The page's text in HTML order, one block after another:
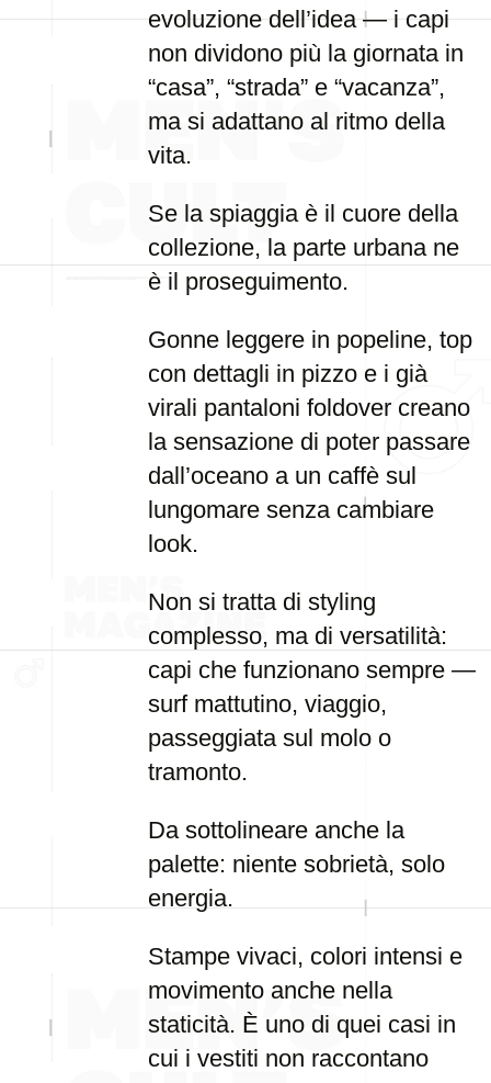
evoluzione dell’idea — i capi
non dividono più la giornata in
“casa”, “strada” e “vacanza”,
ma si adattano al ritmo della
vita.
Se la spiaggia è il cuore della
collezione, la parte urbana ne
è il proseguimento.
Gonne leggere in popeline, top
con dettagli in pizzo e i già
virali pantaloni foldover creano
la sensazione di poter passare
dall’oceano a un caffè sul
lungomare senza cambiare
look.
Non si tratta di styling
complesso, ma di versatilità:
capi che funzionano sempre —
surf mattutino, viaggio,
passeggiata sul molo o
tramonto.
Da sottolineare anche la
palette: niente sobrietà, solo
energia.
Stampe vivaci, colori intensi e
movimento anche nella
staticità. È uno di quei casi in
cui i vestiti non raccontano